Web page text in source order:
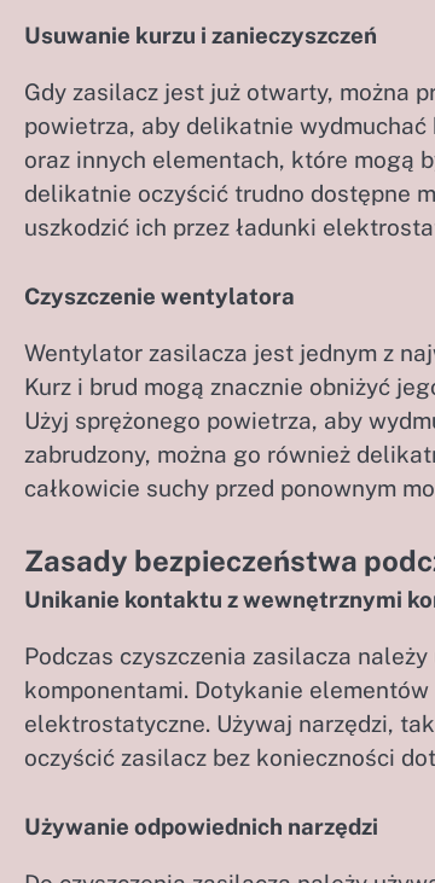
Usuwanie kurzu i zanieczyszczeń
Gdy zasilacz jest już otwarty, można
powietrza, aby delikatnie
oraz innych elementach, które mogą
delikatnie oczyścić trudno dostępne
uszkodzić ich przez ładunki
Czyszczenie wentylatora
Wentylator zasilacza jest jednym z
Kurz i brud mogą znacznie obniżyć
Użyj sprężonego powietrza, aby
zabrudzony, można go również
całkowicie suchy przed ponownym
Zasady bezpieczeństwa
Unikanie kontaktu z wewnętrznymi
Podczas czyszczenia zasilacza
komponentami. Dotykanie
elektrostatyczne. Używaj narzędzi,
oczyścić zasilacz bez konieczności
Używanie odpowiednich narzędzi